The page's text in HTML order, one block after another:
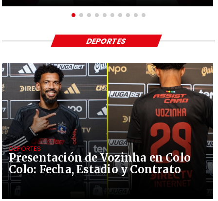
Presentación de Vozinha en Colo
Colo: Fecha, Estadio y Contrato
DEPORTES
DEPORTES